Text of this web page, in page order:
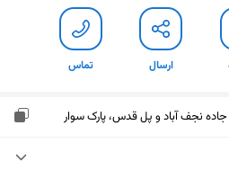
ارسال تماس
نجف آباد و پل قدس، پارک سوار